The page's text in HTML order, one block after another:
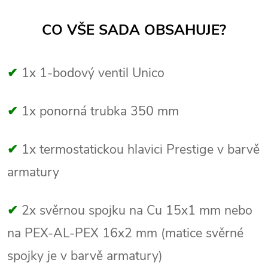
CO VŠE SADA OBSAHUJE?
✔ 1x 1-bodový ventil Unico
✔ 1x ponorná trubka 350 mm
✔ 1x termostatickou hlavici Prestige v barvě
armatury
✔ 2x svěrnou spojku na Cu 15x1 mm nebo
na PEX-AL-PEX 16x2 mm (matice svěrné
spojky je v barvě armatury)